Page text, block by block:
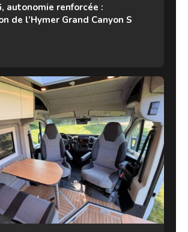
autonomie renforcée :
de l’Hymer Grand Canyon S